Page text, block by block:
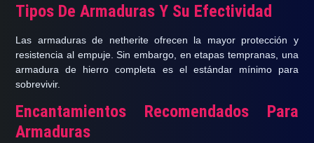
Tipos De Armaduras Y Su Efectividad
Las armaduras de netherite ofrecen la mayor protección y
resistencia al empuje. Sin embargo, en etapas tempranas, una
armadura de hierro completa es el estándar mínimo para
sobrevivir.
Encantamientos Recomendados Para
Armaduras